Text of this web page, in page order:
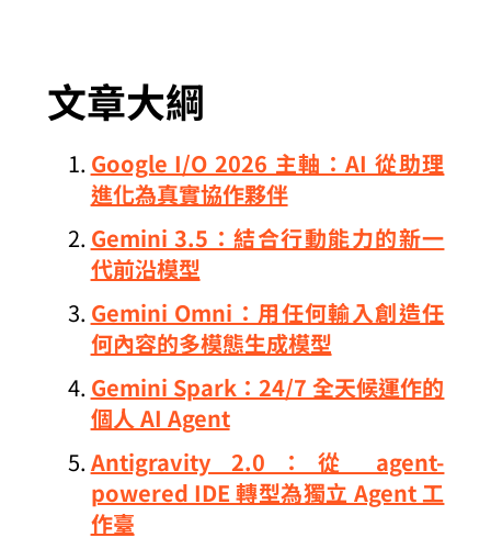
文章大綱
Google I/O 2026 主軸：AI 從助理
進化為真實協作夥伴
Gemini 3.5：結合行動能力的新一
代前沿模型
Gemini Omni：用任何輸入創造任
何內容的多模態生成模型
Gemini Spark：24/7 全天候運作的
個人 AI Agent
Antigravity 2.0：從 agent-
powered IDE 轉型為獨立 Agent 工
作臺